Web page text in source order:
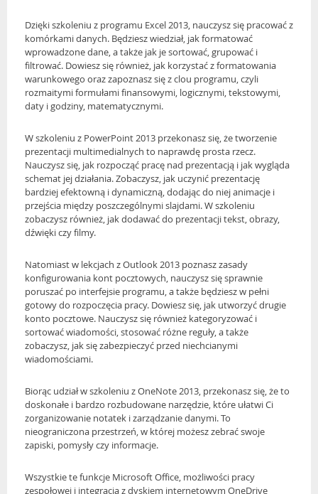
Dzięki szkoleniu z programu Excel 2013, nauczysz się pracować z
komórkami danych. Będziesz wiedział, jak formatować
wprowadzone dane, a także jak je sortować, grupować i
filtrować. Dowiesz się również, jak korzystać z formatowania
warunkowego oraz zapoznasz się z clou programu, czyli
rozmaitymi formułami finansowymi, logicznymi, tekstowymi,
daty i godziny, matematycznymi.
W szkoleniu z PowerPoint 2013 przekonasz się, że tworzenie
prezentacji multimedialnych to naprawdę prosta rzecz.
Nauczysz się, jak rozpocząć pracę nad prezentacją i jak wygląda
schemat jej działania. Zobaczysz, jak uczynić prezentację
bardziej efektowną i dynamiczną, dodając do niej animacje i
przejścia między poszczególnymi slajdami. W szkoleniu
zobaczysz również, jak dodawać do prezentacji tekst, obrazy,
dźwięki czy filmy.
Natomiast w lekcjach z Outlook 2013 poznasz zasady
konfigurowania kont pocztowych, nauczysz się sprawnie
poruszać po interfejsie programu, a także będziesz w pełni
gotowy do rozpoczęcia pracy. Dowiesz się, jak utworzyć drugie
konto pocztowe. Nauczysz się również kategoryzować i
sortować wiadomości, stosować różne reguły, a także
zobaczysz, jak się zabezpieczyć przed niechcianymi
wiadomościami.
Biorąc udział w szkoleniu z OneNote 2013, przekonasz się, że to
doskonałe i bardzo rozbudowane narzędzie, które ułatwi Ci
zorganizowanie notatek i zarządzanie danymi. To
nieograniczona przestrzeń, w której możesz zebrać swoje
zapiski, pomysły czy informacje.
Wszystkie te funkcje Microsoft Office, możliwości pracy
zespołowej i integracja z dyskiem internetowym OneDrive